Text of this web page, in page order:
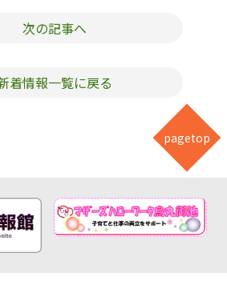
次の記事へ
着情報一覧に戻る
pagetop